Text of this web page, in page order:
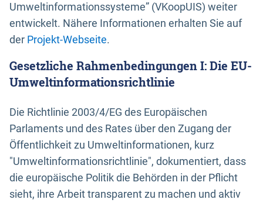
Umweltinformationssysteme” (VKoopUIS) weiter
entwickelt. Nähere Informationen erhalten Sie auf
der Projekt-Webseite.
Gesetzliche Rahmenbedingungen I: Die EU-
Umweltinformationsrichtlinie
Die Richtlinie 2003/4/EG des Europäischen
Parlaments und des Rates über den Zugang der
Öffentlichkeit zu Umweltinformationen, kurz
"Umweltinformationsrichtlinie", dokumentiert, dass
die europäische Politik die Behörden in der Pflicht
sieht, ihre Arbeit transparent zu machen und aktiv